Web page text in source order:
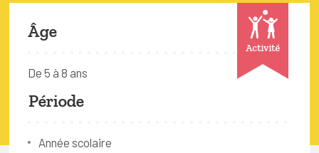
Activité
Âge
De 5 à 8 ans
Période
Année scolaire